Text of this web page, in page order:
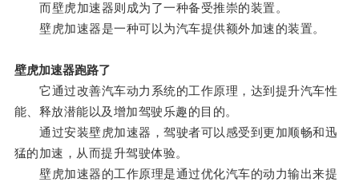
而壁虎加速器则成为了一种备受推崇的装置。
壁虎加速器是一种可以为汽车提供额外加速的装置。
壁虎加速器跑路了
它通过改善汽车动力系统的工作原理，达到提升汽车性
能、释放潜能以及增加驾驶乐趣的目的。
通过安装壁虎加速器，驾驶者可以感受到更加顺畅和迅
猛的加速，从而提升驾驶体验。
壁虎加速器的工作原理是通过优化汽车的动力输出来提